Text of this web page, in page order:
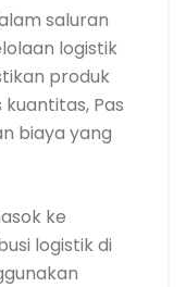
saluran
logistik
produk
Pas
biaya yang
ke
logistik di